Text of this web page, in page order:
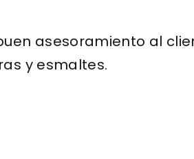
en todo momento.